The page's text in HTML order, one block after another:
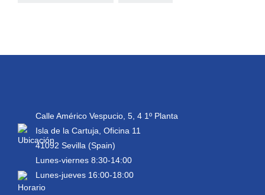
Calle Américo Vespucio, 5, 4 1º Planta
Isla de la Cartuja, Oficina 11
41092 Sevilla (Spain)
Lunes-viernes 8:30-14:00
Lunes-jueves 16:00-18:00